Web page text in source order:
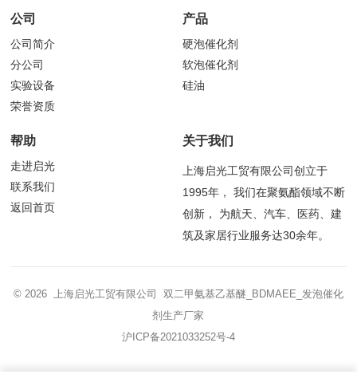
公司
公司简介
分公司
实验设备
荣誉资质
产品
硬泡催化剂
软泡催化剂
硅油
帮助
走进启光
联系我们
返回首页
关于我们
上海启光工贸有限公司创立于
1995年， 我们在聚氨酯领域不断
创新， 为航天、汽车、医药、建
筑及家居行业服务达30余年。
© 2026 上海启光工贸有限公司 双二甲氨基乙基醚_BDMAEE_发泡催化
剂生产厂家
沪ICP备2021033252号-4